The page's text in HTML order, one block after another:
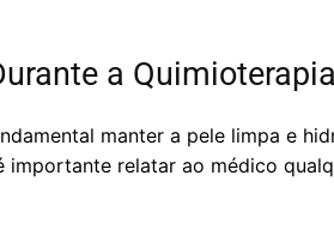
a
manter a pele limpa e
relatar ao médico